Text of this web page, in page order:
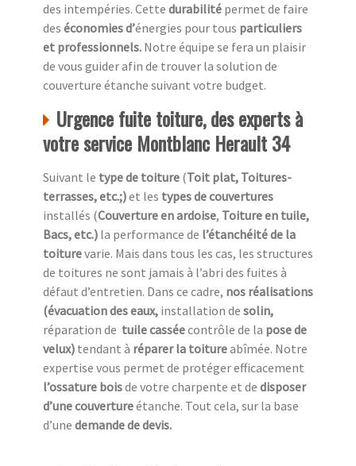
des intempéries. Cette durabilité permet de faire
des économies d’énergies pour tous particuliers
et professionnels. Notre équipe se fera un plaisir
de vous guider afin de trouver la solution de
couverture étanche suivant votre budget.
Urgence fuite toiture, des experts à
votre service Montblanc Herault 34
Suivant le type de toiture (Toit plat, Toitures-
terrasses, etc.;)et les types de couvertures
installés (Couverture en ardoise, Toiture en tuile,
Bacs, etc.) la performance de l’étanchéité de la
toiturevarie. Mais dans tous les cas, les structures
de toitures ne sont jamais à l’abri des fuites à
défaut d’entretien. Dans ce cadre, nos réalisations
(évacuation des eaux, installation de solin,
réparation de tuile casséecontrôle de la pose de
velux) tendant à réparer la toitureabîmée. Notre
expertise vous permet de protéger efficacement
l’ossature boisde votre charpente et de disposer
d’une couvertureétanche. Tout cela, sur la base
d’une demande de devis.